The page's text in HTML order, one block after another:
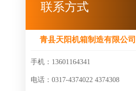
联系方式
青县天阳机箱制造有限公司
手机：13601164341
电话：0317-4374022 4374308